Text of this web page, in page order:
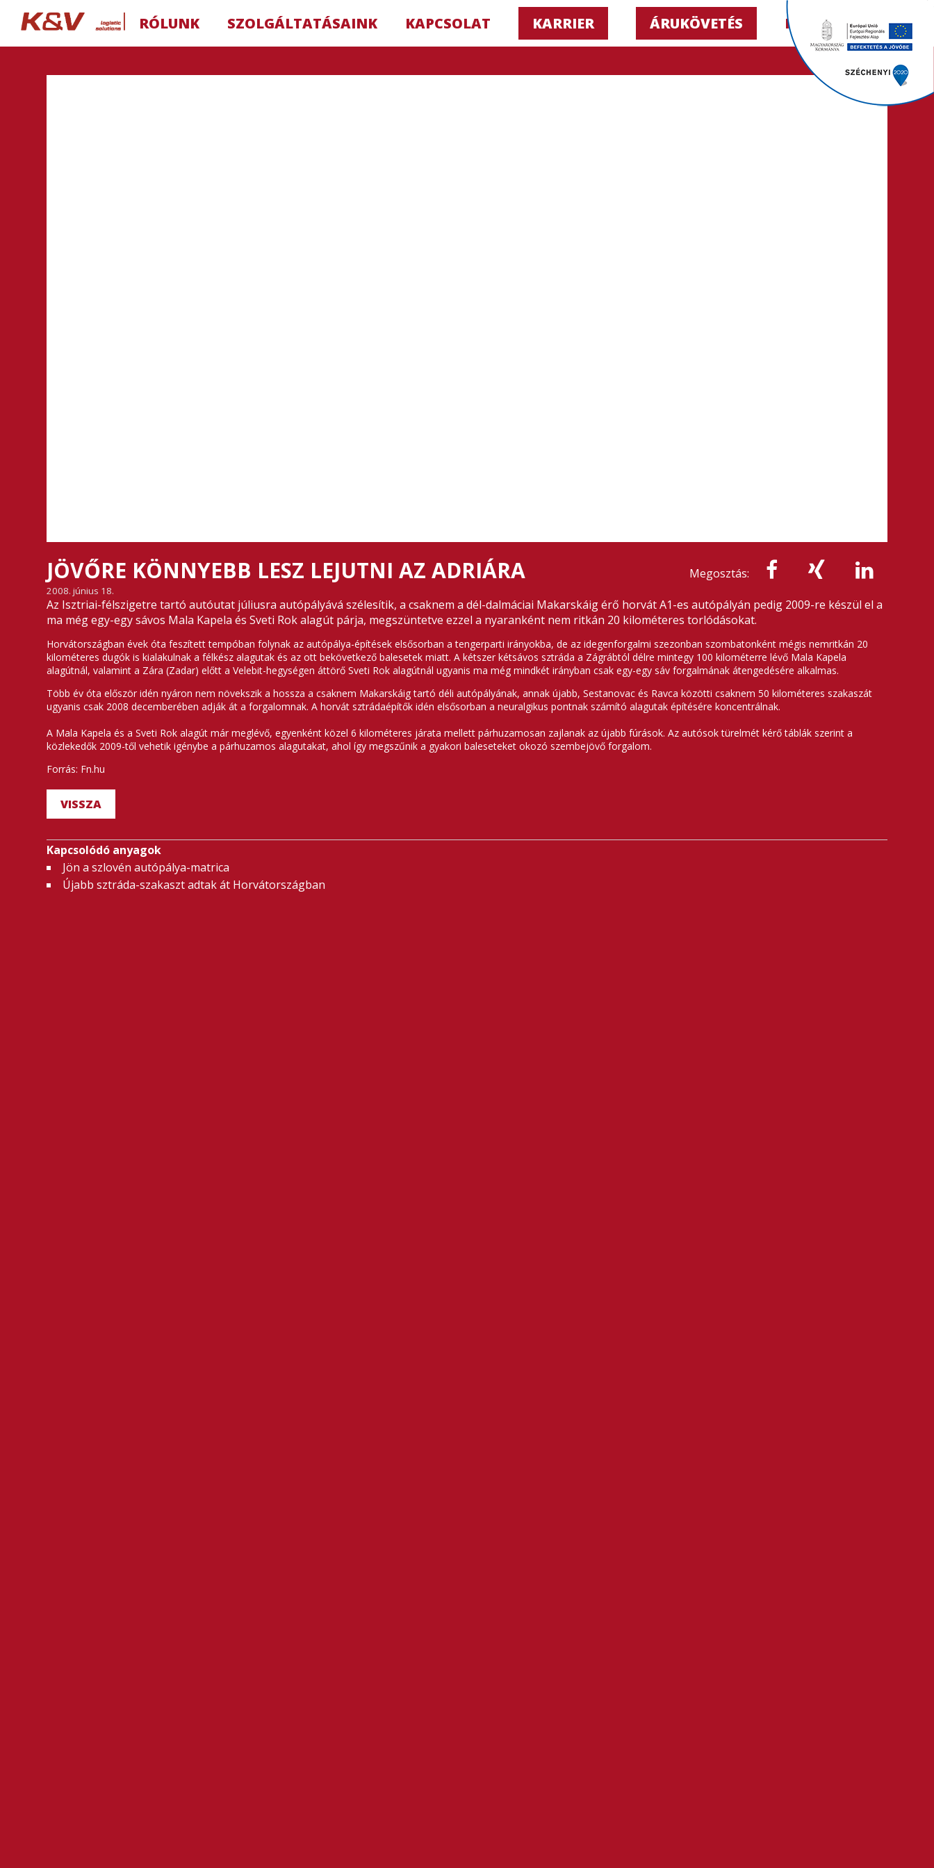
RÓLUNK SZOLGÁLTATÁSAINK KAPCSOLAT KARRIER ÁRUKÖVETÉS HU ▼
Megosztás:
JÖVŐRE KÖNNYEBB LESZ LEJUTNI AZ ADRIÁRA
2008. június 18.
Az Isztriai-félszigetre tartó autóutat júliusra autópályává szélesítik, a csaknem a dél-dalmáciai Makarskáig érő horvát A1-es autópályán pedig 2009-re készül el a
ma még egy-egy sávos Mala Kapela és Sveti Rok alagút párja, megszüntetve ezzel a nyaranként nem ritkán 20 kilométeres torlódásokat.
Horvátországban évek óta feszített tempóban folynak az autópálya-építések elsősorban a tengerparti irányokba, de az idegenforgalmi szezonban szombatonként mégis nemritkán 20
kilométeres dugók is kialakulnak a félkész alagutak és az ott bekövetkező balesetek miatt. A kétszer kétsávos sztráda a Zágrábtól délre mintegy 100 kilométerre lévő Mala Kapela
alagútnál, valamint a Zára (Zadar) előtt a Velebit-hegységen áttörő Sveti Rok alagútnál ugyanis ma még mindkét irányban csak egy-egy sáv forgalmának átengedésére alkalmas.
Több év óta először idén nyáron nem növekszik a hossza a csaknem Makarskáig tartó déli autópályának, annak újabb, Sestanovac és Ravca közötti csaknem 50 kilométeres szakaszát
ugyanis csak 2008 decemberében adják át a forgalomnak. A horvát sztrádaépítők idén elsősorban a neuralgikus pontnak számító alagutak építésére koncentrálnak.
A Mala Kapela és a Sveti Rok alagút már meglévő, egyenként közel 6 kilométeres járata mellett párhuzamosan zajlanak az újabb fúrások. Az autósok türelmét kérő táblák szerint a
közlekedők 2009-től vehetik igénybe a párhuzamos alagutakat, ahol így megszűnik a gyakori baleseteket okozó szembejövő forgalom.
Forrás: Fn.hu
VISSZA
Kapcsolódó anyagok
Jön a szlovén autópálya-matrica
Újabb sztráda-szakaszt adtak át Horvátországban